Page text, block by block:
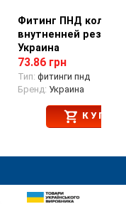
Просмотр
Фитинг ПНД колено
внутненней
Украина
73.86 грн
Тип: фитинги пнд
Бренд: Украина